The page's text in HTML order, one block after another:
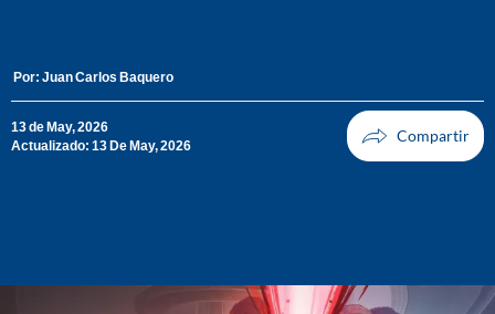
Por: Juan Carlos Baquero
13 de May, 2026
Actualizado: 13 De May, 2026